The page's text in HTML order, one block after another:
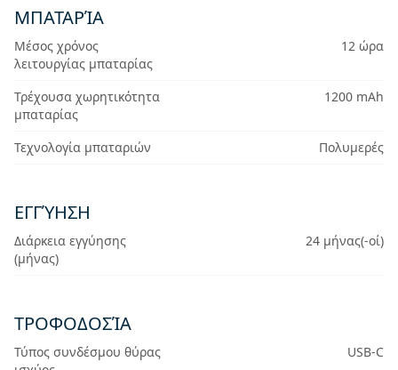
ΜΠΑΤΑΡΊΑ
Μέσος χρόνος
λειτουργίας μπαταρίας
12 ώρα
Τρέχουσα χωρητικότητα
μπαταρίας
1200 mAh
Τεχνολογία μπαταριών Πολυμερές
ΕΓΓΎΗΣΗ
Διάρκεια εγγύησης
(μήνας)
24 μήνας(-οί)
ΤΡΟΦΟΔΟΣΊΑ
Τύπος συνδέσμου θύρας
USB-C